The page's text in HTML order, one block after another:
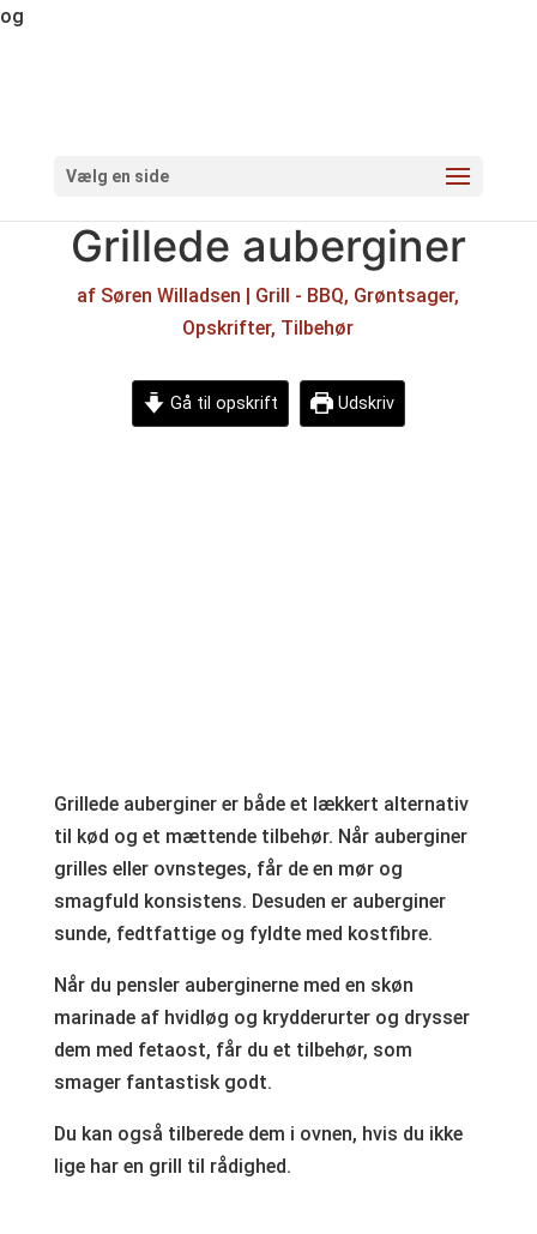
og
Vælg en side
Grillede auberginer
af Søren Willadsen | Grill - BBQ, Grøntsager,
Opskrifter, Tilbehør
Gå til opskrift Udskriv
Grillede auberginer er både et lækkert alternativ
til kød og et mættende tilbehør. Når auberginer
grilles eller ovnsteges, får de en mør og
smagfuld konsistens. Desuden er auberginer
sunde, fedtfattige og fyldte med kostfibre.
Når du pensler auberginerne med en skøn
marinade af hvidløg og krydderurter og drysser
dem med fetaost, får du et tilbehør, som
smager fantastisk godt.
Du kan også tilberede dem i ovnen, hvis du ikke
lige har en grill til rådighed.